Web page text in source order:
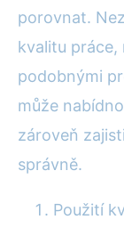
porovnat.
kvalitu práce,
podobnými
může
zároveň
správně.
Použití